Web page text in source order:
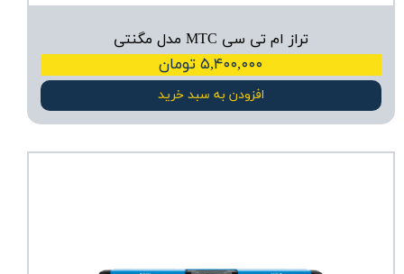
تراز ام تی سی MTC مدل مگنتی
۵,۴۰۰,۰۰۰ تومان
افزودن به سبد خرید